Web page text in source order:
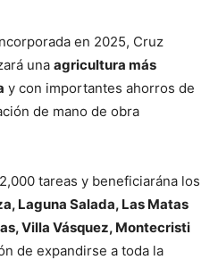
en 2025, Cruz
una agricultura más
y con importantes ahorros de
de mano de obra
tareas y beneficiarána los
Laguna Salada, Las Matas
Villa Vásquez, Montecristi
de expandirse a toda la